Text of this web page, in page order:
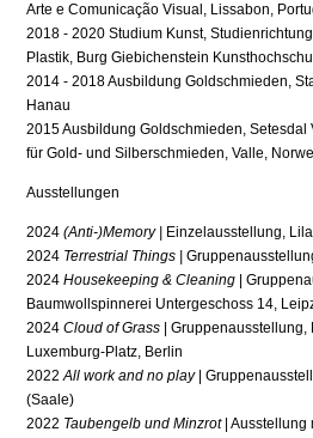
Arte e Comunicação Visual, Lissabon,
2018 - 2020 Studium Kunst,
Plastik, Burg Giebichenstein
2014 - 2018 Ausbildung Goldschmieden,
Hanau
2015 Ausbildung Goldschmieden,
für Gold- und Silberschmieden, Valle,
Ausstellungen
2024(Anti-)Memory |
Einzelausstellung,
2024 Terrestrial Things |
2024 Housekeeping & Cleaning |
Baumwollspinnerei Untergeschoss 14,
2024 Cloud of Grass |
Luxemburg-Platz, Berlin
2022All work and no play|
(Saale)
2022 Taubengelb und Minzrot| Ausstellung